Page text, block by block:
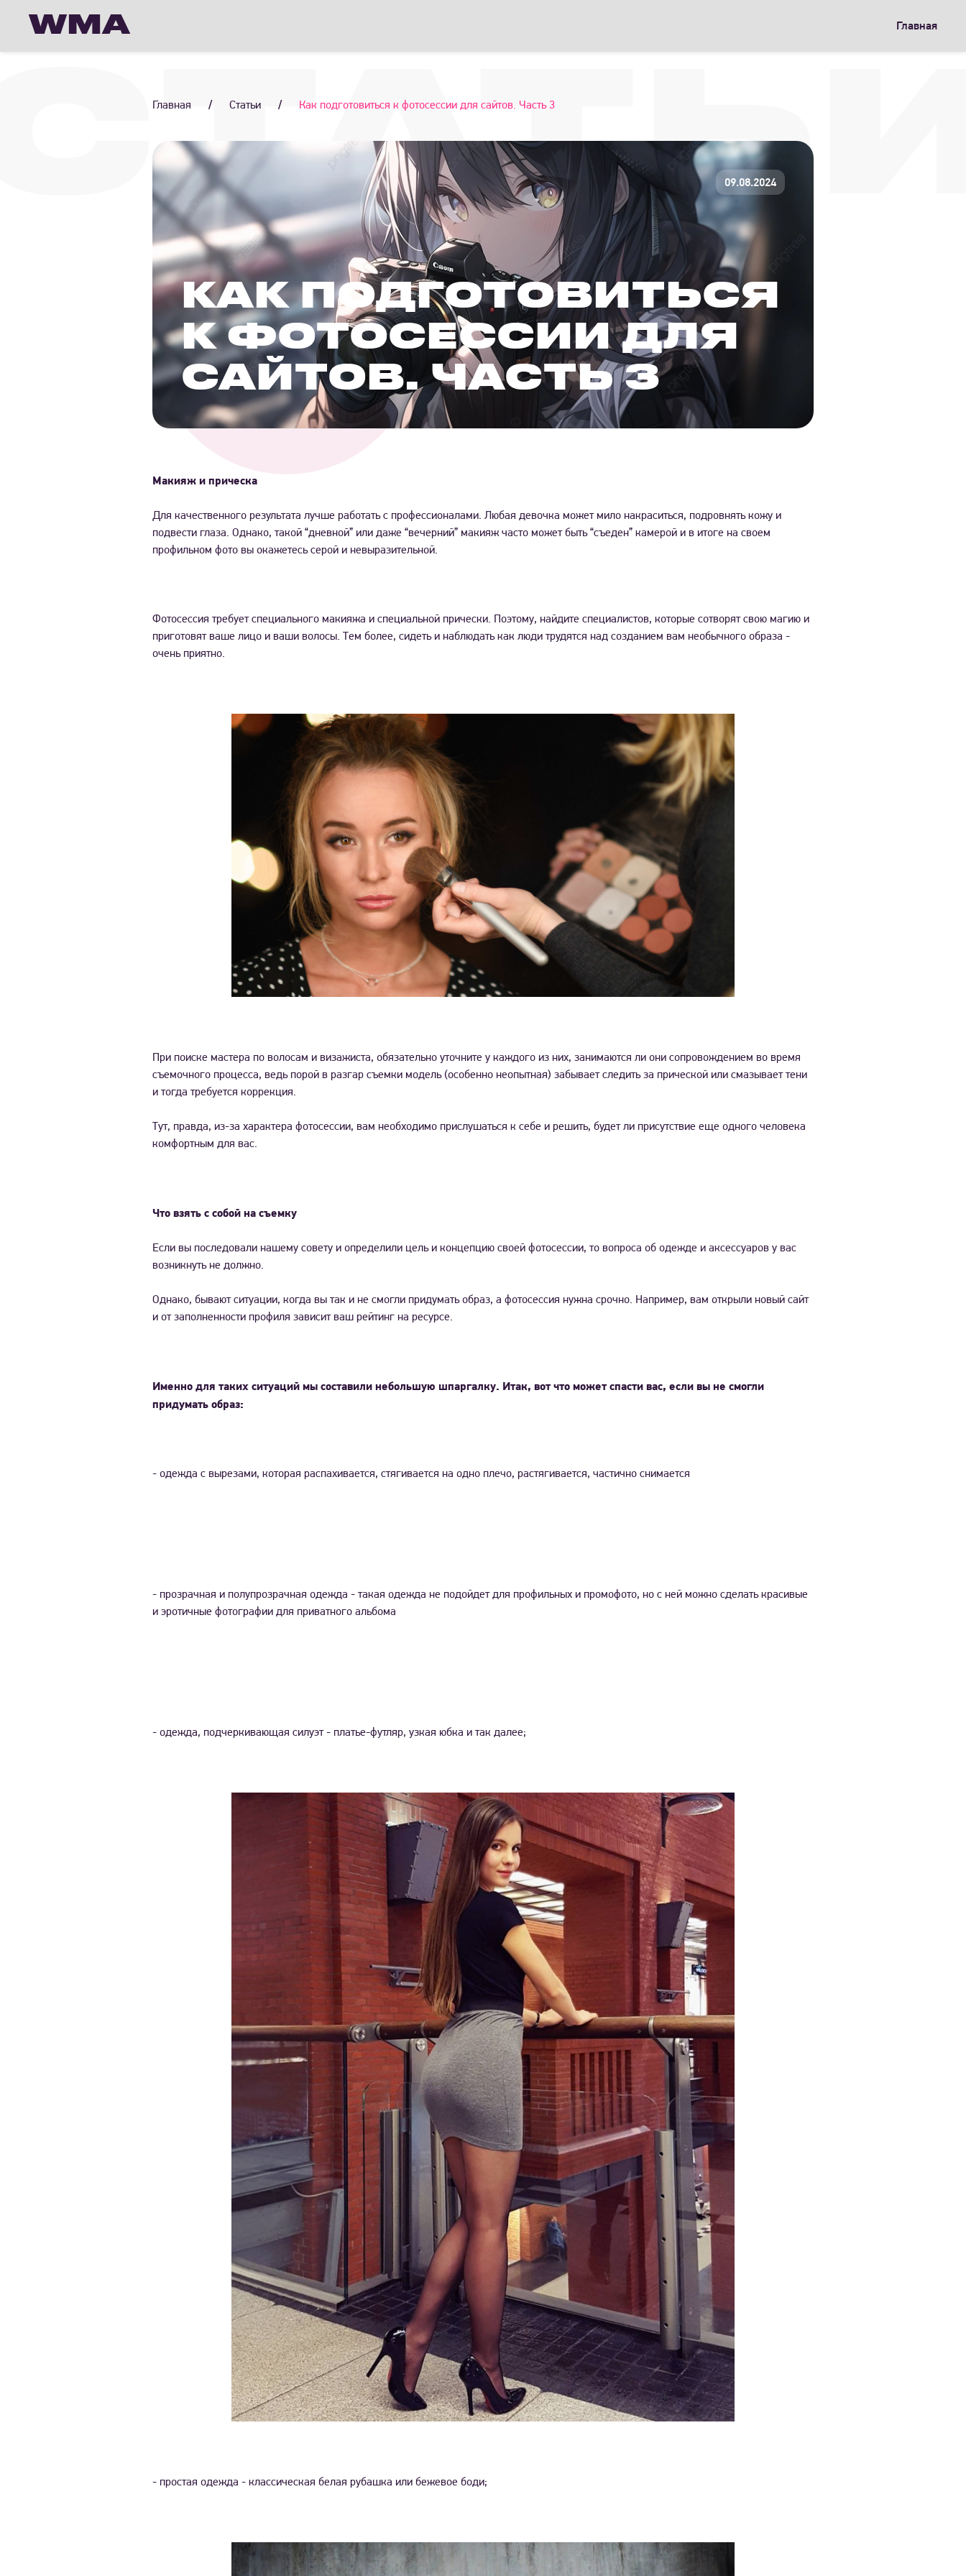
WMA Главная
Главная / Статьи / Как подготовиться к фотосессии для сайтов. Часть 3
09.08.2024
КАК ПОДГОТОВИТЬСЯ
К ФОТОСЕССИИ ДЛЯ
САЙТОВ. ЧАСТЬ 3
Макияж и прическа
Для качественного результата лучше работать с профессионалами. Любая девочка может мило накраситься, подровнять кожу и
подвести глаза. Однако, такой “дневной” или даже “вечерний” макияж часто может быть “съеден” камерой и в итоге на своем
профильном фото вы окажетесь серой и невыразительной.
Фотосессия требует специального макияжа и специальной прически. Поэтому, найдите специалистов, которые сотворят свою магию и
приготовят ваше лицо и ваши волосы. Тем более, сидеть и наблюдать как люди трудятся над созданием вам необычного образа -
очень приятно.
При поиске мастера по волосам и визажиста, обязательно уточните у каждого из них, занимаются ли они сопровождением во время
съемочного процесса, ведь порой в разгар съемки модель (особенно неопытная) забывает следить за прической или смазывает тени
и тогда требуется коррекция.
Тут, правда, из-за характера фотосессии, вам необходимо прислушаться к себе и решить, будет ли присутствие еще одного человека
комфортным для вас.
Что взять с собой на съемку
Если вы последовали нашему совету и определили цель и концепцию своей фотосессии, то вопроса об одежде и аксессуаров у вас
возникнуть не должно.
Однако, бывают ситуации, когда вы так и не смогли придумать образ, а фотосессия нужна срочно. Например, вам открыли новый сайт
и от заполненности профиля зависит ваш рейтинг на ресурсе.
Именно для таких ситуаций мы составили небольшую шпаргалку. Итак, вот что может спасти вас, если вы не смогли
придумать образ:
- одежда с вырезами, которая распахивается, стягивается на одно плечо, растягивается, частично снимается
- прозрачная и полупрозрачная одежда - такая одежда не подойдет для профильных и промофото, но с ней можно сделать красивые
и эротичные фотографии для приватного альбома
- одежда, подчеркивающая силуэт - платье-футляр, узкая юбка и так далее;
- простая одежда - классическая белая рубашка или бежевое боди;